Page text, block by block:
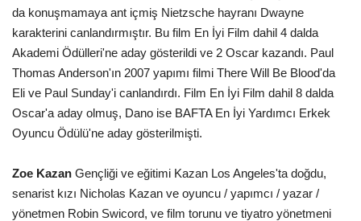
da konuşmamaya ant içmiş Nietzsche hayranı Dwayne
karakterini canlandırmıştır. Bu film En İyi Film dahil 4 dalda
Akademi Ödülleri'ne aday gösterildi ve 2 Oscar kazandı. Paul
Thomas Anderson'ın 2007 yapımı filmi There Will Be Blood'da
Eli ve Paul Sunday'i canlandırdı. Film En İyi Film dahil 8 dalda
Oscar'a aday olmuş, Dano ise BAFTA En İyi Yardımcı Erkek
Oyuncu Ödülü'ne aday gösterilmişti.
Zoe Kazan Gençliği ve eğitimi Kazan Los Angeles'ta doğdu,
senarist kızı Nicholas Kazan ve oyuncu / yapımcı / yazar /
yönetmen Robin Swicord, ve film torunu ve tiyatro yönetmeni